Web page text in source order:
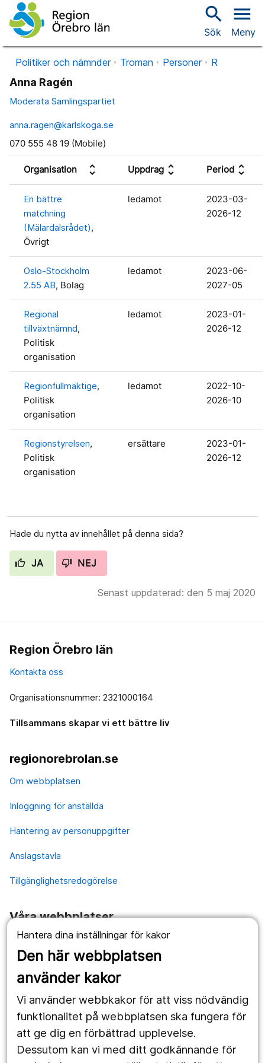
Hantera dina inställningar för kakor
Den här webbplatsen
använder kakor
Vi använder webbkakor för att viss nödvändig
funktionalitet på webbplatsen ska fungera för
att ge dig en förbättrad upplevelse.
Dessutom kan vi med ditt godkännande för
search
Sök
menu
Meny
Politiker och nämnder Troman Personer R
Anna Ragén
Moderata Samlingspartiet
anna.ragen@karlskoga.se
070 555 48 19 (Mobile)
Organisation unfold_more Uppdrag unfold_more Period unfold_more
En bättre
matchning
(Mälardalsrådet),
Övrigt
ledamot
2023-03-
2026-12
Oslo-Stockholm
2.55 AB, Bolag
ledamot
2023-06-
2027-05
Regional
tillväxtnämnd,
Politisk
organisation
ledamot
2023-01-
2026-12
Regionfullmäktige,
Politisk
organisation
ledamot
2022-10-
2026-10
Regionstyrelsen,
Politisk
organisation
ersättare
2023-01-
2026-12
Hade du nytta av innehållet på denna sida?
JA NEJ
Senast uppdaterad: den 5 maj 2020
Region Örebro län
Kontakta oss
Organisationsnummer: 2321000164
Tillsammans skapar vi ett bättre liv
regionorebrolan.se
Om webbplatsen
Inloggning för anställda
Hantering av personuppgifter
Anslagstavla
Tillgänglighetsredogörelse
Våra webbplatser
1177.se
Länstrafiken
Utveckling
Följ oss